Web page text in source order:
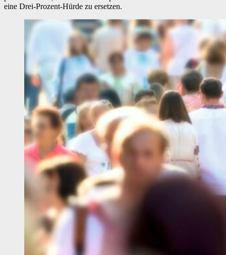
eine Drei-Prozent-Hürde zu ersetzen.